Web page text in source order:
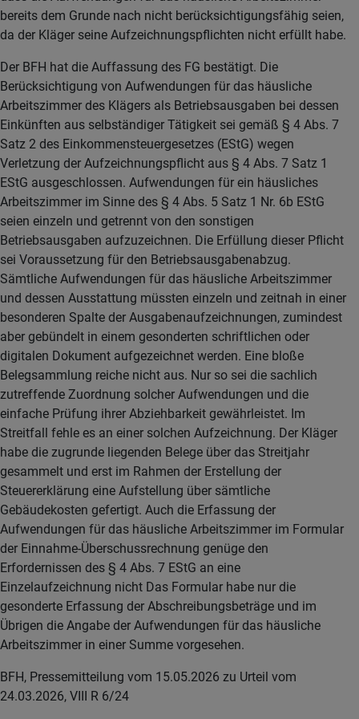
bereits dem Grunde nach nicht berücksichtigungsfähig seien,
da der Kläger seine Aufzeichnungspflichten nicht erfüllt habe.
Der BFH hat die Auffassung des FG bestätigt. Die
Berücksichtigung von Aufwendungen für das häusliche
Arbeitszimmer des Klägers als Betriebsausgaben bei dessen
Einkünften aus selbständiger Tätigkeit sei gemäß § 4 Abs. 7
Satz 2 des Einkommensteuergesetzes (EStG) wegen
Verletzung der Aufzeichnungspflicht aus § 4 Abs. 7 Satz 1
EStG ausgeschlossen. Aufwendungen für ein häusliches
Arbeitszimmer im Sinne des § 4 Abs. 5 Satz 1 Nr. 6b EStG
seien einzeln und getrennt von den sonstigen
Betriebsausgaben aufzuzeichnen. Die Erfüllung dieser Pflicht
sei Voraussetzung für den Betriebsausgabenabzug.
Sämtliche Aufwendungen für das häusliche Arbeitszimmer
und dessen Ausstattung müssten einzeln und zeitnah in einer
besonderen Spalte der Ausgabenaufzeichnungen, zumindest
aber gebündelt in einem gesonderten schriftlichen oder
digitalen Dokument aufgezeichnet werden. Eine bloße
Belegsammlung reiche nicht aus. Nur so sei die sachlich
zutreffende Zuordnung solcher Aufwendungen und die
einfache Prüfung ihrer Abziehbarkeit gewährleistet. Im
Streitfall fehle es an einer solchen Aufzeichnung. Der Kläger
habe die zugrunde liegenden Belege über das Streitjahr
gesammelt und erst im Rahmen der Erstellung der
Steuererklärung eine Aufstellung über sämtliche
Gebäudekosten gefertigt. Auch die Erfassung der
Aufwendungen für das häusliche Arbeitszimmer im Formular
der Einnahme-Überschussrechnung genüge den
Erfordernissen des § 4 Abs. 7 EStG an eine
Einzelaufzeichnung nicht Das Formular habe nur die
gesonderte Erfassung der Abschreibungsbeträge und im
Übrigen die Angabe der Aufwendungen für das häusliche
Arbeitszimmer in einer Summe vorgesehen.
BFH, Pressemitteilung vom 15.05.2026 zu Urteil vom
24.03.2026, VIII R 6/24